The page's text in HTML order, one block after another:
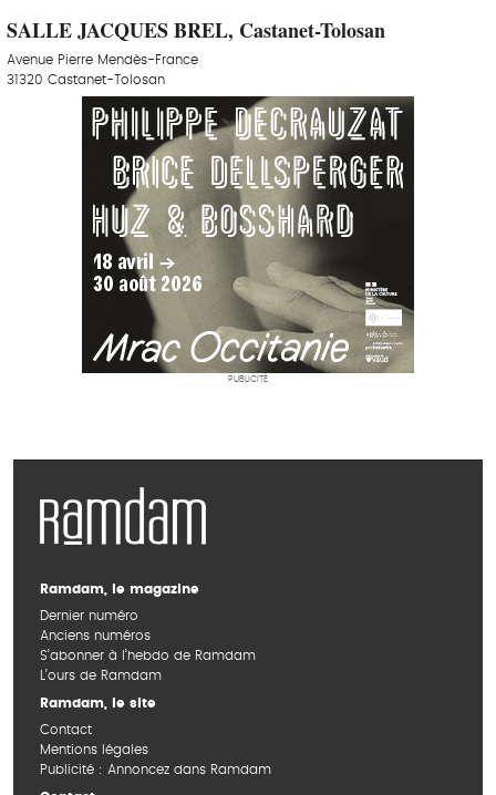
SALLE JACQUES BREL, Castanet-Tolosan
Avenue Pierre Mendès-France
31320 Castanet-Tolosan
PUBLICITÉ
Ramdam, le magazine
Dernier numéro
Anciens numéros
S’abonner à l’hebdo de Ramdam
L’ours de Ramdam
Ramdam, le site
Contact
Mentions légales
Publicité : Annoncez dans Ramdam